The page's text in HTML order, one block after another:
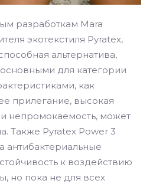
разработкам Mara
экотекстиля Pyratex,
альтернатива,
для категории
как
прилегание, высокая
непромокаемость, может
Также Pyratex Power 3
антибактериальные
к воздействию
но пока не для всех